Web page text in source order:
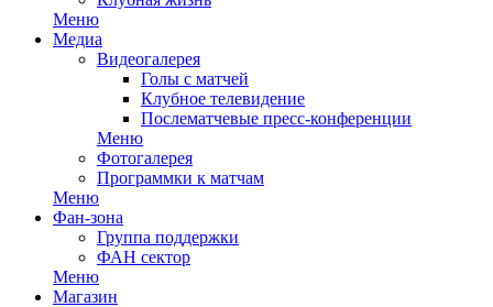
Меню
Медиа
Видеогалерея
Голы с матчей
Клубное телевидение
Послематчевые пресс-конференции
Меню
Фотогалерея
Программки к матчам
Меню
Фан-зона
Группа поддержки
ФАН сектор
Меню
Магазин